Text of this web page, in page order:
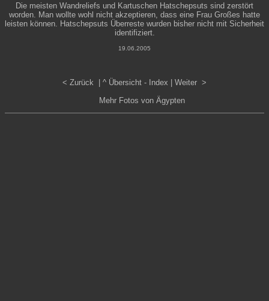
Die meisten Wandreliefs und Kartuschen Hatschepsuts sind zerstört
worden. Man wollte wohl nicht akzeptieren, dass eine Frau Großes hatte
leisten können. Hatschepsuts Überreste wurden bisher nicht mit Sicherheit
identifiziert.
19.06.2005
< Zurück | ^ Übersicht - Index
Weiter >
Mehr Fotos von Ägypten